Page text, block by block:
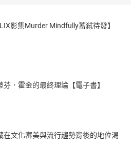
影集Murder Mindfully蓄弒待發】
芬．霍金的最終理論【電子書】
在文化審美與流行趨勢背後的地位渴